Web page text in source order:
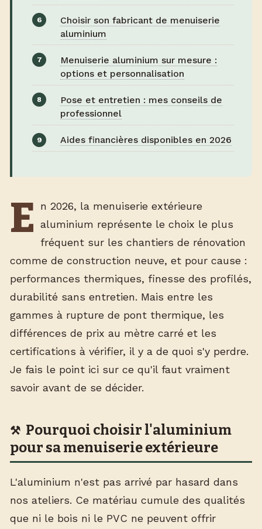
Choisir son fabricant de menuiserie
aluminium
Menuiserie aluminium sur mesure :
options et personnalisation
Pose et entretien : mes conseils de
professionnel
Aides financières disponibles en 2026
E
n 2026, la menuiserie extérieure
aluminium représente le choix le plus
fréquent sur les chantiers de rénovation
comme de construction neuve, et pour cause :
performances thermiques, finesse des profilés,
durabilité sans entretien. Mais entre les
gammes à rupture de pont thermique, les
différences de prix au mètre carré et les
certifications à vérifier, il y a de quoi s'y perdre.
Je fais le point ici sur ce qu'il faut vraiment
savoir avant de se décider.
Pourquoi choisir l'aluminium
pour sa menuiserie extérieure
L'aluminium n'est pas arrivé par hasard dans
nos ateliers. Ce matériau cumule des qualités
que ni le bois ni le PVC ne peuvent offrir